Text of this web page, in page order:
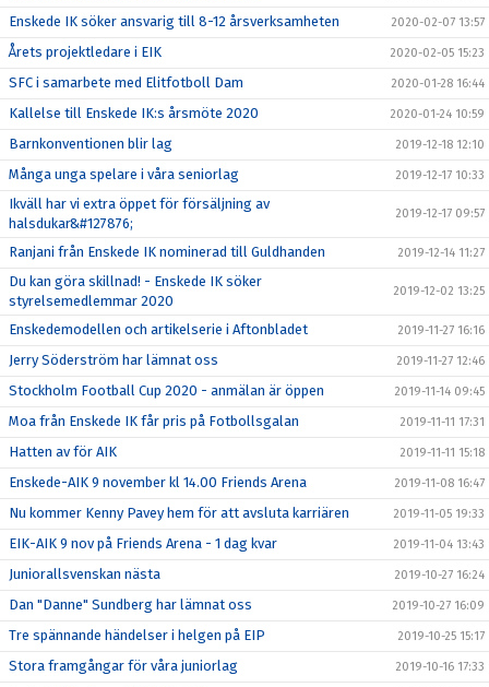
Enskede IK söker ansvarig till 8-12 årsverksamheten 2020-02-07 13:57
Årets projektledare i EIK 2020-02-05 15:23
SFC i samarbete med Elitfotboll Dam 2020-01-28 16:44
Kallelse till Enskede IK:s årsmöte 2020 2020-01-24 10:59
Barnkonventionen blir lag 2019-12-18 12:10
Många unga spelare i våra seniorlag 2019-12-17 10:33
Ikväll har vi extra öppet för försäljning av
halsdukar&#127876;
2019-12-17 09:57
Ranjani från Enskede IK nominerad till Guldhanden 2019-12-14 11:27
Du kan göra skillnad! - Enskede IK söker
styrelsemedlemmar 2020
2019-12-02 13:25
Enskedemodellen och artikelserie i Aftonbladet 2019-11-27 16:16
Jerry Söderström har lämnat oss 2019-11-27 12:46
Stockholm Football Cup 2020 - anmälan är öppen 2019-11-14 09:45
Moa från Enskede IK får pris på Fotbollsgalan 2019-11-11 17:31
Hatten av för AIK 2019-11-11 15:18
Enskede-AIK 9 november kl 14.00 Friends Arena 2019-11-08 16:47
Nu kommer Kenny Pavey hem för att avsluta karriären 2019-11-05 19:33
EIK-AIK 9 nov på Friends Arena - 1 dag kvar 2019-11-04 13:43
Juniorallsvenskan nästa 2019-10-27 16:24
Dan "Danne" Sundberg har lämnat oss 2019-10-27 16:09
Tre spännande händelser i helgen på EIP 2019-10-25 15:17
Stora framgångar för våra juniorlag 2019-10-16 17:33